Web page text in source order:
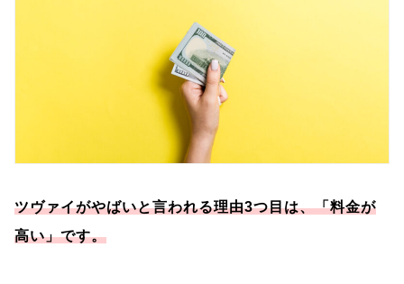
ツヴァイがやばいと言われる理由3つ目は、「料金が
高い」です。